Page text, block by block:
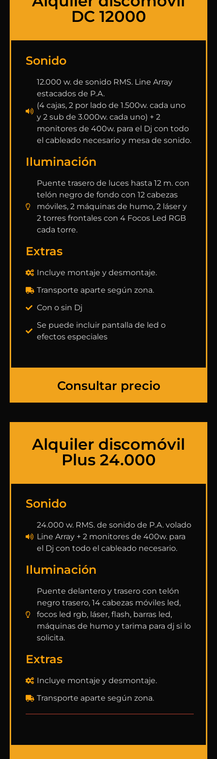
DC 12000
Sonido
12.000 w. de sonido RMS. Line Array
estacados de P.A.
(4 cajas, 2 por lado de 1.500w. cada uno
y 2 sub de 3.000w. cada uno) + 2
monitores de 400w. para el Dj con todo
el cableado necesario y mesa de sonido.
Iluminación
Puente trasero de luces hasta 12 m. con
telón negro de fondo con 12 cabezas
móviles, 2 máquinas de humo, 2 láser y
2 torres frontales con 4 Focos Led RGB
cada torre.
Extras
Incluye montaje y desmontaje.
Transporte aparte según zona.
Con o sin Dj
Se puede incluir pantalla de led o
efectos especiales
Consultar precio
Alquiler discomóvil
Plus 24.000
Sonido
24.000 w. RMS. de sonido de P.A. volado
Line Array + 2 monitores de 400w. para
el Dj con todo el cableado necesario.
Iluminación
Puente delantero y trasero con telón
negro trasero, 14 cabezas móviles led,
focos led rgb, láser, flash, barras led,
máquinas de humo y tarima para dj si lo
solicita.
Extras
Incluye montaje y desmontaje.
Transporte aparte según zona.